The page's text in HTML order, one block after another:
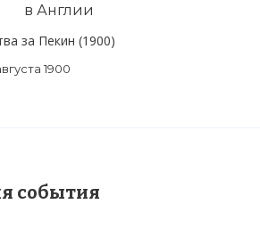
за Пекин (1900)
1900
события